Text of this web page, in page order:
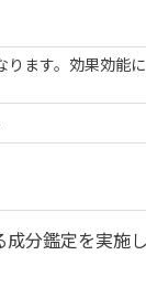
ます。効果効能
分鑑定を実施し